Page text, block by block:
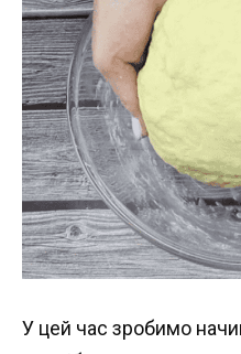
У цей час зробимо